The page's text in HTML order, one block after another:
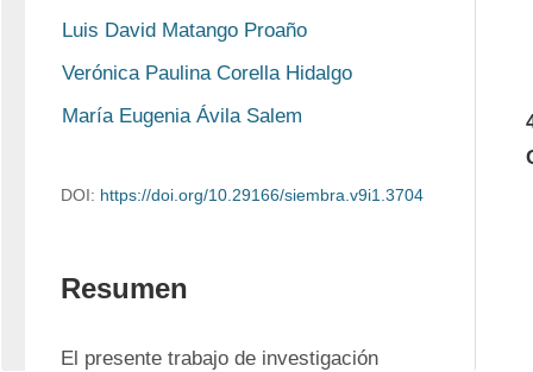
Luis David Matango Proaño
Verónica Paulina Corella Hidalgo
María Eugenia Ávila Salem
DOI: https://doi.org/10.29166/siembra.v9i1.3704
Resumen
El presente trabajo de investigación